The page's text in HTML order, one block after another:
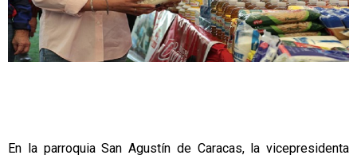
En la parroquia San Agustín de Caracas, la vicepresidenta